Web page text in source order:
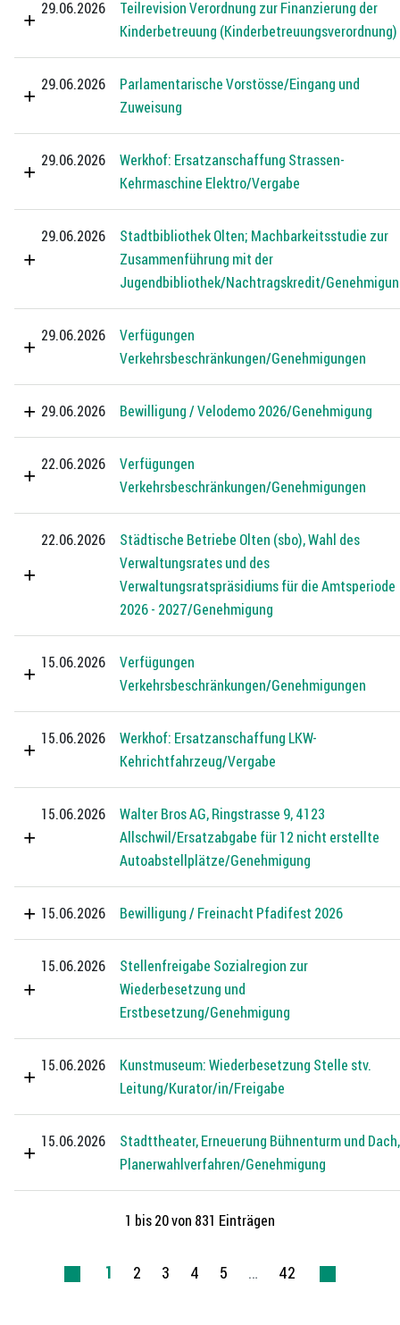
29.06.2026
Teilrevision Verordnung zur Finanzierung der
Kinderbetreuung (Kinderbetreuungsverordnung)
29.06.2026
Parlamentarische Vorstösse/Eingang und
Zuweisung
29.06.2026
Werkhof: Ersatzanschaffung Strassen-
Kehrmaschine Elektro/Vergabe
29.06.2026
Stadtbibliothek Olten; Machbarkeitsstudie zur
Zusammenführung mit der
Jugendbibliothek/Nachtragskredit/
29.06.2026
Verfügungen
Verkehrsbeschränkungen/Genehmigungen
29.06.2026 Bewilligung / Velodemo 2026/Genehmigung
22.06.2026
Verfügungen
Verkehrsbeschränkungen/Genehmigungen
22.06.2026
Städtische Betriebe Olten (sbo), Wahl des
Verwaltungsrates und des
Verwaltungsratspräsidiums für die Amtsperiode
2026 - 2027/Genehmigung
15.06.2026
Verfügungen
Verkehrsbeschränkungen/Genehmigungen
15.06.2026
Werkhof: Ersatzanschaffung LKW-
Kehrichtfahrzeug/Vergabe
15.06.2026
Walter Bros AG, Ringstrasse 9, 4123
Allschwil/Ersatzabgabe für 12 nicht erstellte
Autoabstellplätze/Genehmigung
15.06.2026 Bewilligung / Freinacht Pfadifest 2026
15.06.2026
Stellenfreigabe Sozialregion zur
Wiederbesetzung und
Erstbesetzung/Genehmigung
15.06.2026
Kunstmuseum: Wiederbesetzung Stelle stv.
Leitung/Kurator/in/Freigabe
15.06.2026
Stadttheater, Erneuerung Bühnenturm und Dach,
Planerwahlverfahren/Genehmigung
1 bis 20 von 831 Einträgen
1 2 3 4 5 … 42